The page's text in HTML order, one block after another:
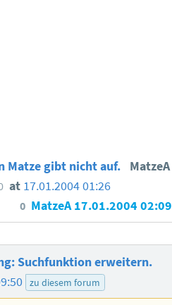
Matze gibt nicht auf. MatzeA
at 17.01.2004 01:26
0 MatzeA17.01.2004 02:09
Suchfunktion erweitern.
zu diesem forum